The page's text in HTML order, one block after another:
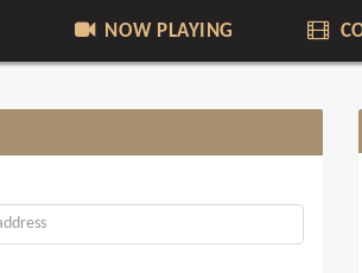
NOW PLAYING